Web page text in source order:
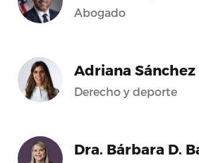
Abogado
Adriana Sánchez
Derecho y deporte
Dra. Bárbara D.